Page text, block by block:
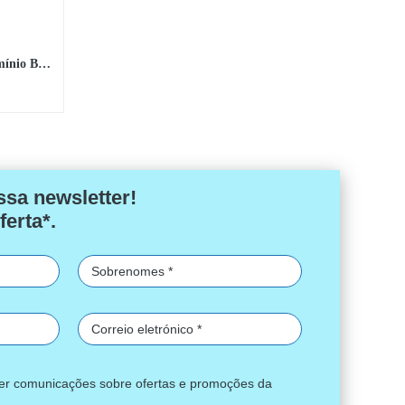
Conjunto de Dois Remos de Alumínio Bestway®
newsletter!
comunicações sobre ofertas e promoções da